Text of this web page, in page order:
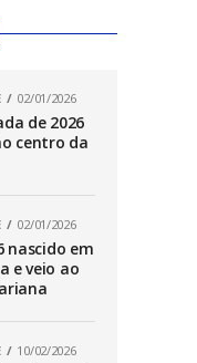
02/01/2026
de 2026
centro da
02/01/2026
nascido em
e veio ao
10/02/2026